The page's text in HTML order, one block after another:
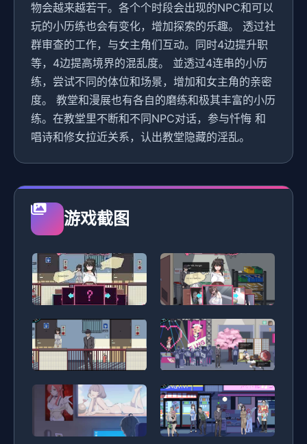
物会越来越若干。各个个时段会出现的NPC和可以
玩的小历练也会有变化，增加探索的乐趣。 透过社
群审查的工作，与女主角们互动。同时4边提升职
等，4边提高境界的混乱度。 並透过4连串的小历
练，尝试不同的体位和场景，增加和女主角的亲密
度。 教堂和漫展也有各自的磨练和极其丰富的小历
练。在教堂里不断和不同NPC对话，参与忏悔 和
唱诗和修女拉近关系，认出教堂隐藏的淫乱。
游戏截图